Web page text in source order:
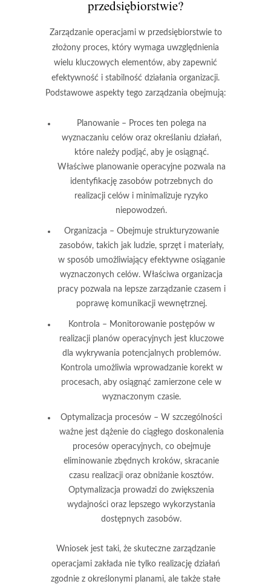
przedsiębiorstwie?
Zarządzanie operacjami w przedsiębiorstwie to
złożony proces, który wymaga uwzględnienia
wielu kluczowych elementów, aby zapewnić
efektywność i stabilność działania organizacji.
Podstawowe aspekty tego zarządzania obejmują:
Planowanie– Proces ten polega na
wyznaczaniu celów oraz określaniu działań,
które należy podjąć, aby je osiągnąć.
Właściwe planowanie operacyjne pozwala na
identyfikację zasobów potrzebnych do
realizacji celów i minimalizuje ryzyko
niepowodzeń.
Organizacja – Obejmuje strukturyzowanie
zasobów, takich jak ludzie, sprzęt i materiały,
w sposób umożliwiający efektywne osiąganie
wyznaczonych celów. Właściwa organizacja
pracy pozwala na lepsze zarządzanie czasem i
poprawę komunikacji wewnętrznej.
Kontrola – Monitorowanie postępów w
realizacji planów operacyjnych jest kluczowe
dla wykrywania potencjalnych problemów.
Kontrola umożliwia wprowadzanie korekt w
procesach, aby osiągnąć zamierzone cele w
wyznaczonym czasie.
Optymalizacja procesów – W szczególności
ważne jest dążenie do ciągłego doskonalenia
procesów operacyjnych, co obejmuje
eliminowanie zbędnych kroków, skracanie
czasu realizacji oraz obniżanie kosztów.
Optymalizacja prowadzi do zwiększenia
wydajności oraz lepszego wykorzystania
dostępnych zasobów.
Wniosek jest taki, że skuteczne zarządzanie
operacjami zakłada nie tylko realizację działań
zgodnie z określonymi planami, ale także stałe